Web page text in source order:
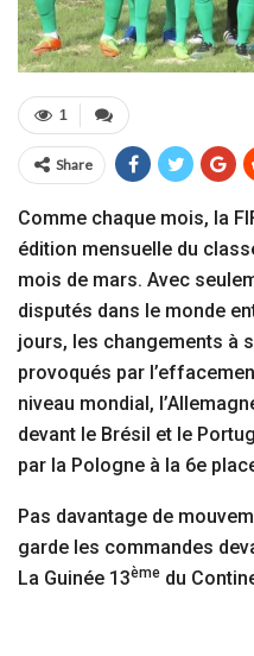
1
Share
Comme chaque mois, la
édition mensuelle du
mois de mars. Avec
disputés dans le monde
jours, les changements à
provoqués par
niveau mondial,
devant le Brésil et le
par la Pologne à la 6e
Pas davantage de
garde les commandes
La Guinée 13ème du